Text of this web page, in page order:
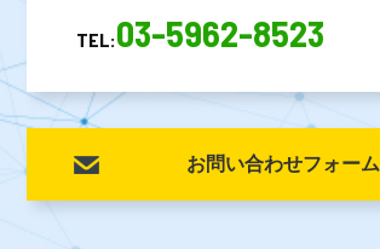
TEL:03-5962-8523
お問い合わせフォーム